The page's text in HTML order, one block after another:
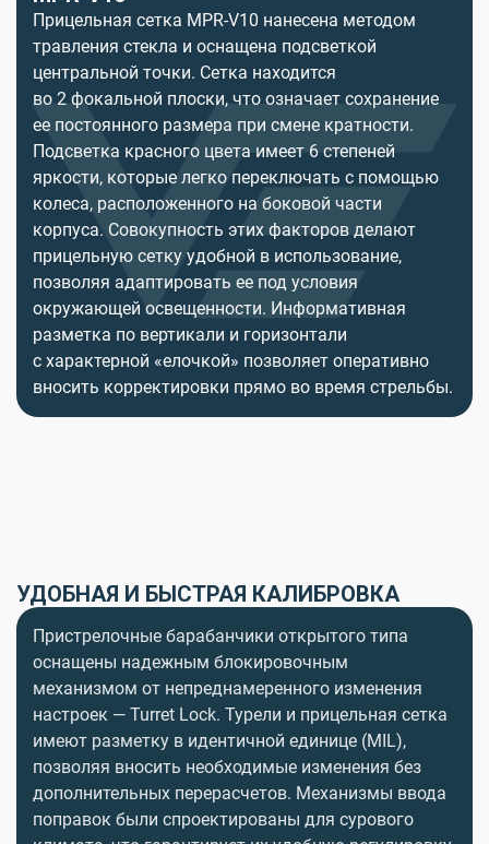
Прицельная сетка MРR-V10 нанесена методом
травления стекла и оснащена подсветкой
центральной точки. Сетка находится
во 2 фокальной плоски, что означает сохранение
ее постоянного размера при смене кратности.
Подсветка красного цвета имеет 6 степеней
яркости, которые легко переключать с помощью
колеса, расположенного на боковой части
корпуса. Совокупность этих факторов делают
прицельную сетку удобной в использование,
позволяя адаптировать ее под условия
окружающей освещенности. Информативная
разметка по вертикали и горизонтали
с характерной «елочкой» позволяет оперативно
вносить корректировки прямо во время стрельбы.
УДОБНАЯ И БЫСТРАЯ КАЛИБРОВКА
Пристрелочные барабанчики открытого типа
оснащены надежным блокировочным
механизмом от непреднамеренного изменения
настроек — Turret Lock. Турели и прицельная сетка
имеют разметку в идентичной единице (MIL),
позволяя вносить необходимые изменения без
дополнительных перерасчетов. Механизмы ввода
поправок были спроектированы для сурового